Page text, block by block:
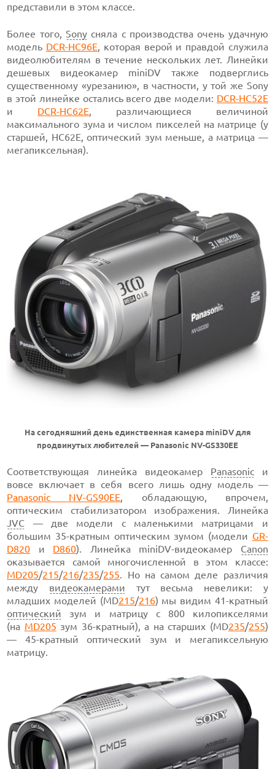
представили в этом классе.
Более того, Sonyсняла с производства очень удачную
модель DCR-HC96E, которая верой и правдой служила
видеолюбителям в течение нескольких лет. Линейки
дешевых видеокамер miniDV также подверглись
существенному «урезанию», в частности, у той же Sony
в этой линейке остались всего две модели: DCR-HC52E
и DCR-HC62E, различающиеся величиной
максимального зума и числом пикселей на матрице (у
старшей, HC62E, оптический зум меньше, а матрица —
мегапиксельная).
На сегодняшний день единственная камера miniDV для
продвинутых любителей — Panasonic NV-GS330EE
Соответствующая линейка видеокамер Panasonicи
вовсе включает в себя всего лишь одну модель —
Panasonic NV-GS90EE, обладающую, впрочем,
оптическим стабилизатором изображения. Линейка
JVC — две модели с маленькими матрицами и
большим 35-кратным оптическим зумом (модели GR-
D820 и D860). Линейка miniDV-видеокамер Canon
оказывается самой многочисленной в этом классе:
MD205/215/216/235/255. Но на самом деле различия
между видеокамерами тут весьма невелики: у
младших моделей (MD215/216) мы видим 41-кратный
оптический зум и матрицу с 800 килопикселями
(на MD205 зум 36-кратный), а на старших (MD235/255)
— 45-кратный оптический зум и мегапиксельную
матрицу.